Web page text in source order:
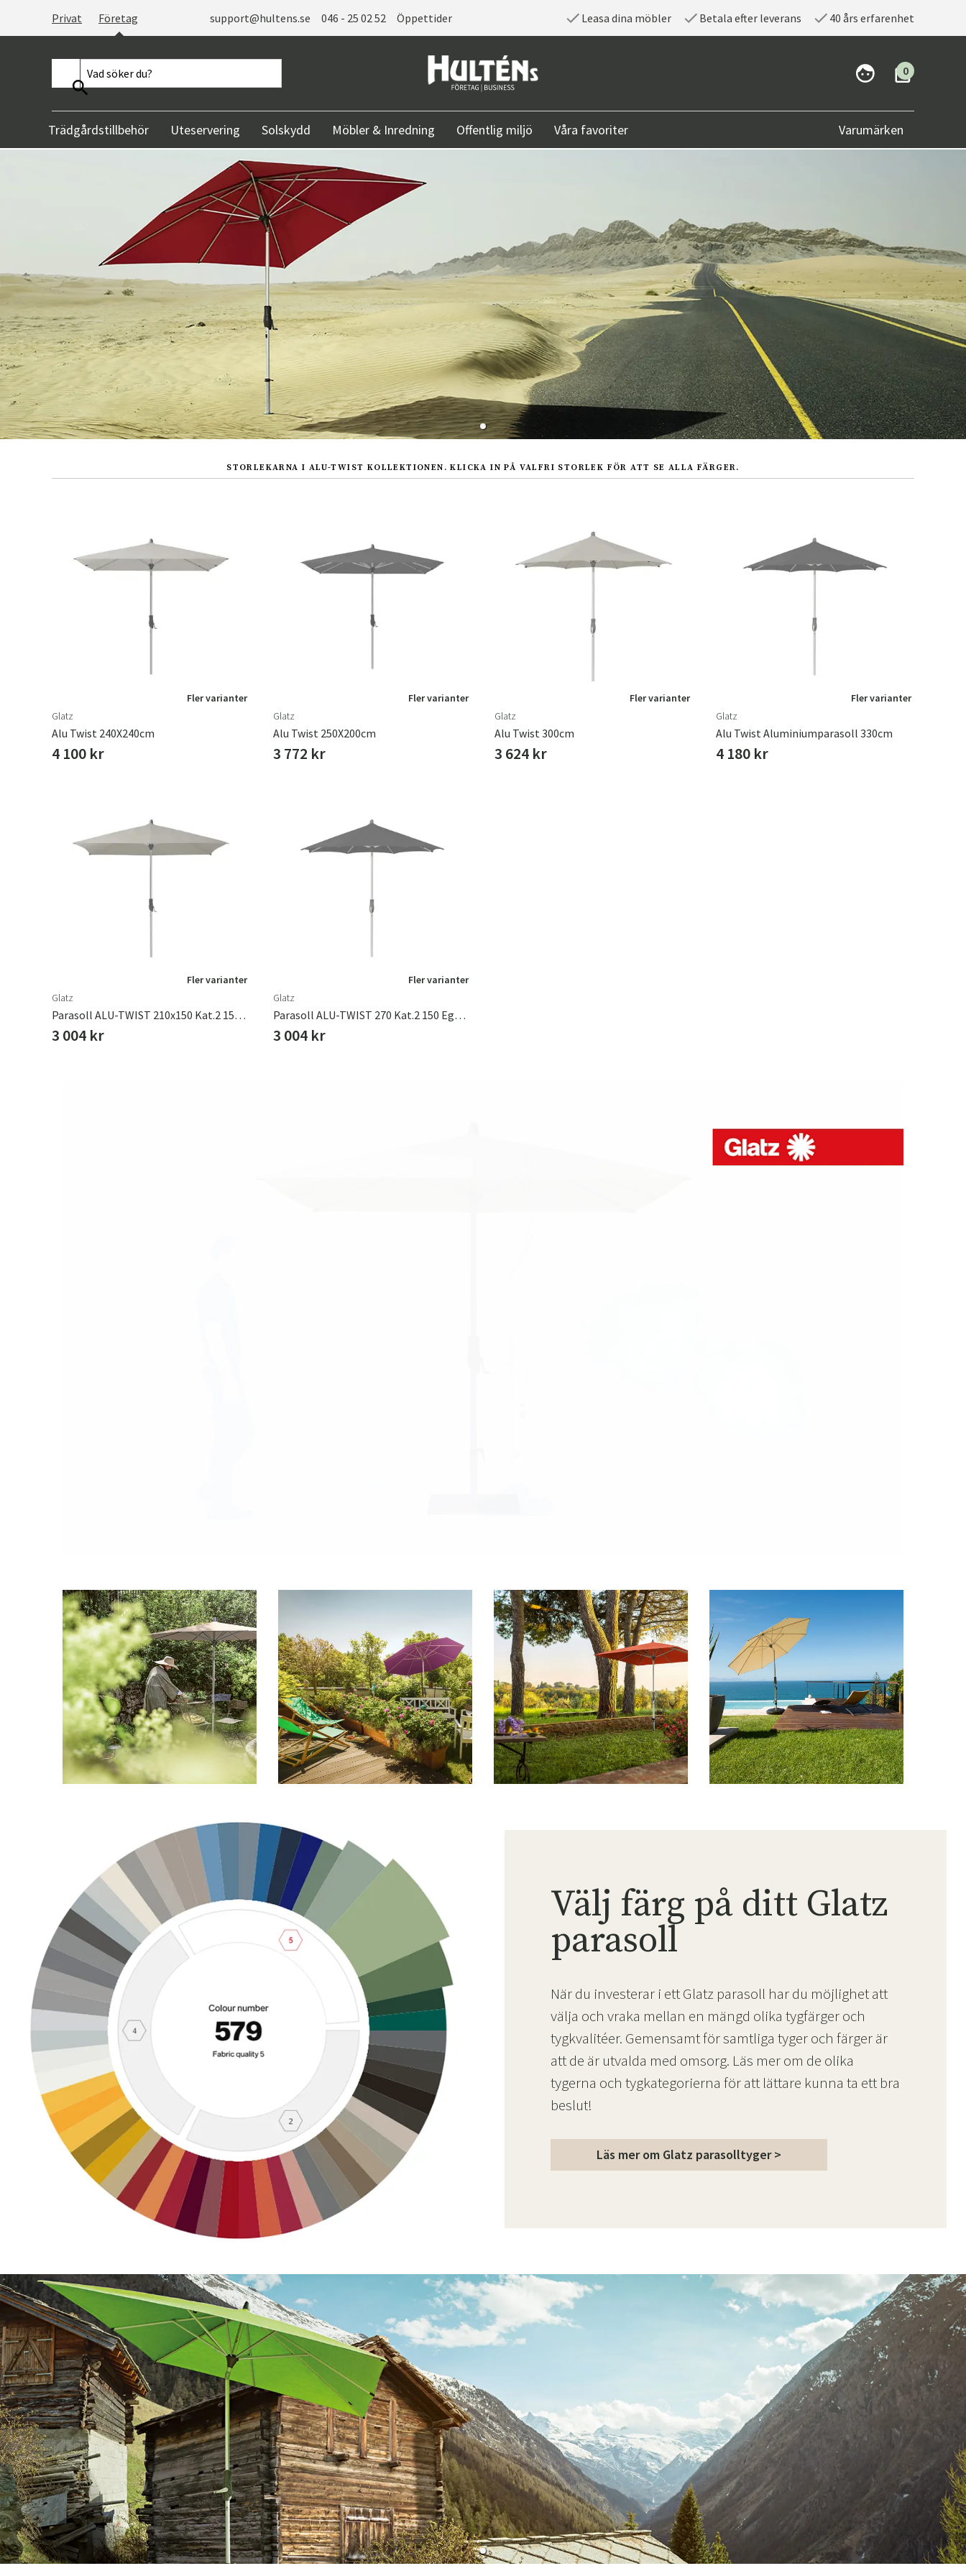
Privat Företag support@hultens.se 046 - 25 02 52 Öppettider Leasa dina möbler Betala efter leverans 40 års erfarenhet
0
Trädgårdstillbehör Uteservering Solskydd Möbler & Inredning Offentlig miljö Våra favoriter Varumärken
STORLEKARNA I ALU-TWIST KOLLEKTIONEN. KLICKA IN PÅ VALFRI STORLEK FÖR ATT SE ALLA FÄRGER.
Fler varianter
Glatz
Alu Twist 240X240cm
4 100 kr
Fler varianter
Glatz
Alu Twist 250X200cm
3 772 kr
Fler varianter
Glatz
Alu Twist 300cm
3 624 kr
Fler varianter
Glatz
Alu Twist Aluminiumparasoll 330cm
4 180 kr
Fler varianter
Glatz
Parasoll ALU-TWIST 210x150 Kat.2 150 Eggshell
3 004 kr
Fler varianter
Glatz
Parasoll ALU-TWIST 270 Kat.2 150 Eggshell
3 004 kr
Välj färg på ditt Glatz
parasoll
När du investerar i ett Glatz parasoll har du möjlighet att
välja och vraka mellan en mängd olika tygfärger och
tygkvalitéer. Gemensamt för samtliga tyger och färger är
att de är utvalda med omsorg. Läs mer om de olika
tygerna och tygkategorierna för att lättare kunna ta ett bra
beslut!
Läs mer om Glatz parasolltyger >